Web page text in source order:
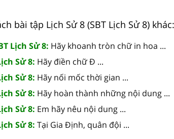
bài tập Lịch Sử 8 (SBT Lịch Sử 8) khác:
Lịch Sử 8: Hãy khoanh tròn chữ in hoa ...
Sử 8: Hãy điền chữ Đ ...
Sử 8: Hãy nối mốc thời gian ...
Sử 8: Hãy hoàn thành những nội dung ...
Sử 8: Em hãy nêu nội dung ...
Sử 8: Tại Gia Định, quân đội ...